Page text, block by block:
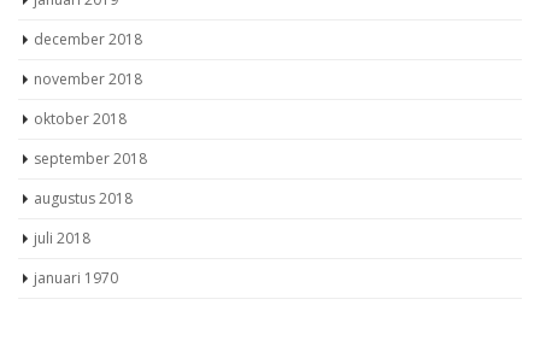
september 2018
augustus 2018
juli 2018
januari 1970
Contact